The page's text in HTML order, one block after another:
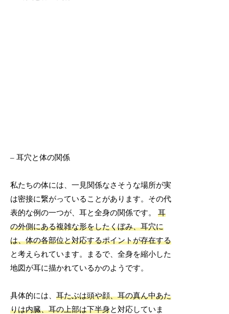
– 耳穴と体の関係
私たちの体には、一見関係なさそうな場所が実
は密接に繋がっていることがあります。その代
表的な例の一つが、耳と全身の関係です。耳
の外側にある複雑な形をしたくぼみ、耳穴に
は、体の各部位と対応するポイントが存在する
と考えられています。まるで、全身を縮小した
地図が耳に描かれているかのようです。
具体的には、耳たぶは頭や顔、耳の真ん中あた
りは内臓、耳の上部は下半身と対応していま